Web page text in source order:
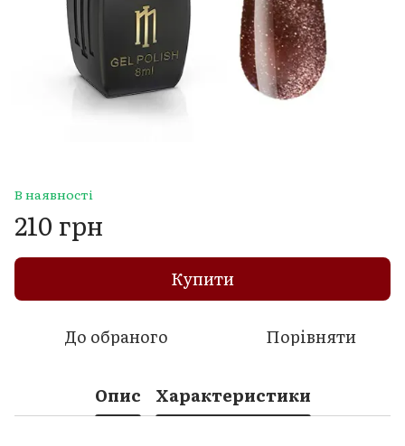
В наявності
210 грн
Купити
До обраного Порівняти
Опис Характеристики